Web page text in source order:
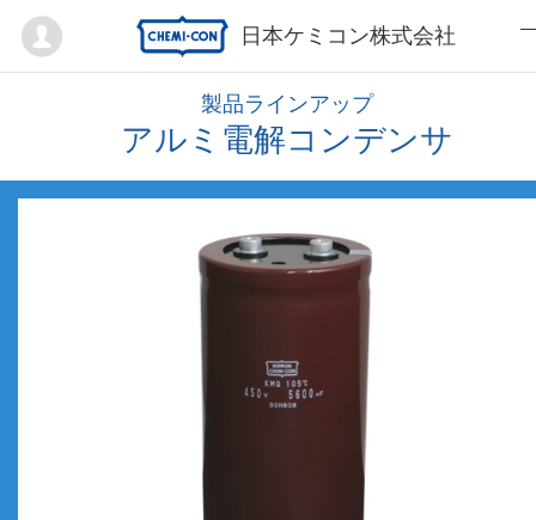
日本ケミコン株式会社
Mypage
製品ラインアップ
アルミ電解コンデンサ